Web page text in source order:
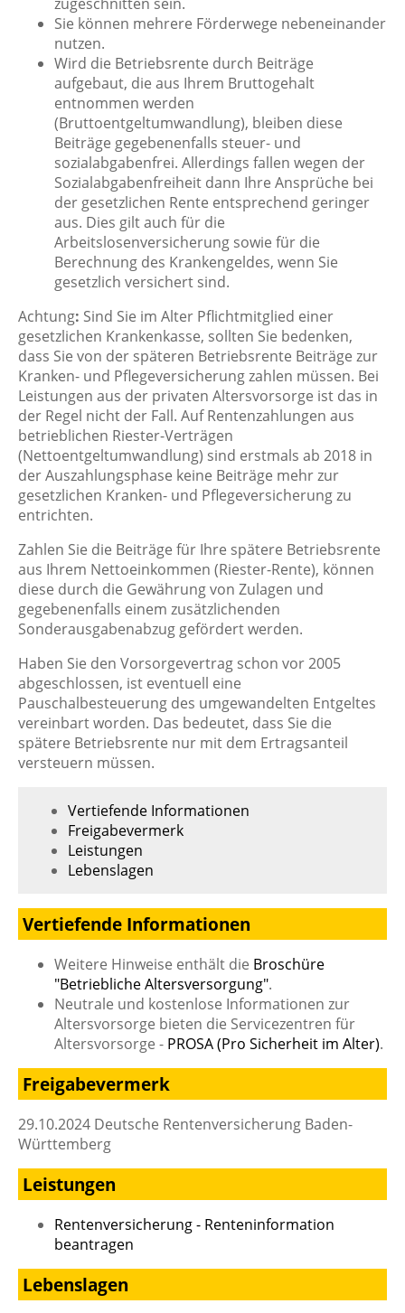
Sie können mehrere Förderwege nebeneinander
nutzen.
Wird die Betriebsrente durch Beiträge
aufgebaut, die aus Ihrem Bruttogehalt
entnommen werden
(Bruttoentgeltumwandlung), bleiben diese
Beiträge gegebenenfalls steuer- und
sozialabgabenfrei. Allerdings fallen wegen der
Sozialabgabenfreiheit dann Ihre Ansprüche bei
der gesetzlichen Rente entsprechend geringer
aus. Dies gilt auch für die
Arbeitslosenversicherung sowie für die
Berechnung des Krankengeldes, wenn Sie
gesetzlich versichert sind.
Achtung: Sind Sie im Alter Pflichtmitglied einer
gesetzlichen Krankenkasse, sollten Sie bedenken,
dass Sie von der späteren Betriebsrente Beiträge zur
Kranken- und Pflegeversicherung zahlen müssen. Bei
Leistungen aus der privaten Altersvorsorge ist das in
der Regel nicht der Fall. Auf Rentenzahlungen aus
betrieblichen Riester-Verträgen
(Nettoentgeltumwandlung) sind erstmals ab 2018 in
der Auszahlungsphase keine Beiträge mehr zur
gesetzlichen Kranken- und Pflegeversicherung zu
entrichten.
Zahlen Sie die Beiträge für Ihre spätere Betriebsrente
aus Ihrem Nettoeinkommen (Riester-Rente), können
diese durch die Gewährung von Zulagen und
gegebenenfalls einem zusätzlichenden
Sonderausgabenabzug gefördert werden.
Haben Sie den Vorsorgevertrag schon vor 2005
abgeschlossen, ist eventuell eine
Pauschalbesteuerung des umgewandelten Entgeltes
vereinbart worden. Das bedeutet, dass Sie die
spätere Betriebsrente nur mit dem Ertragsanteil
versteuern müssen.
Vertiefende Informationen
Freigabevermerk
Leistungen
Lebenslagen
Vertiefende Informationen
Weitere Hinweise enthält die Broschüre
"Betriebliche Altersversorgung".
Neutrale und kostenlose Informationen zur
Altersvorsorge bieten die Servicezentren für
Altersvorsorge - PROSA (Pro Sicherheit im Alter).
Freigabevermerk
29.10.2024 Deutsche Rentenversicherung Baden-
Württemberg
Leistungen
Rentenversicherung - Renteninformation
beantragen
Lebenslagen